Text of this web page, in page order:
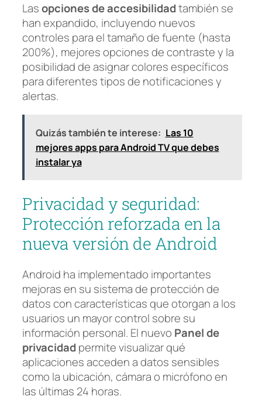
Lasopciones de accesibilidadtambién se
han expandido, incluyendo nuevos
controles para el tamaño de fuente (hasta
200%), mejores opciones de contraste y la
posibilidad de asignar colores específicos
para diferentes tipos de notificaciones y
alertas.
Quizás también te interese: Las 10
mejores apps para Android TV que debes
instalar ya
Privacidad y seguridad:
Protección reforzada en la
nueva versión de Android
Android ha implementado importantes
mejoras en su sistema de protección de
datos con características que otorgan a los
usuarios un mayor control sobre su
información personal. El nuevo Panel de
privacidad permite visualizar qué
aplicaciones acceden a datos sensibles
como la ubicación, cámara o micrófono en
las últimas 24 horas.